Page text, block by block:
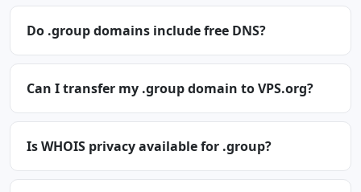
Do .group domains include free DNS?
Can I transfer my .group domain to VPS.org?
Is WHOIS privacy available for .group?